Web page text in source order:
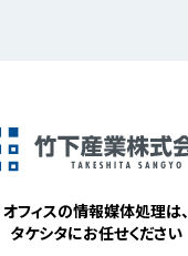
オフィスの情報媒体処理は、
タケシタにお任せください